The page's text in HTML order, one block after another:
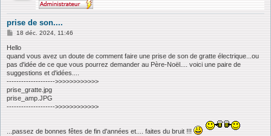
prise de son....
M
s
s
g
e
18 déc. 2024, 11:46
Hello
quand vous avez un doute de comment faire une prise de son de gratte électrique...ou
pas d'idée de ce que vous pourrez demander au Père-Noël.... voici une paire de
suggestions et d'idées....
-------------------->>>>>>>>>>>>
prise_gratte.jpg
prise_amp.JPG
-------------------->>>>>>>>>>>>
...passez de bonnes fêtes de fin d'années et.... faites du bruit !!!